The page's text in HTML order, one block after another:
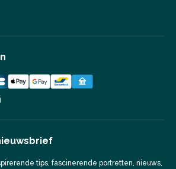
tips, fascinerende portretten, nieuws,